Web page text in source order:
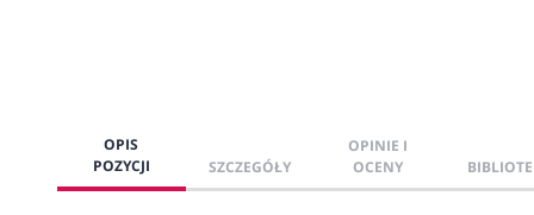
OPIS
POZYCJI
SZCZEGÓŁY
OPINIE I
OCENY